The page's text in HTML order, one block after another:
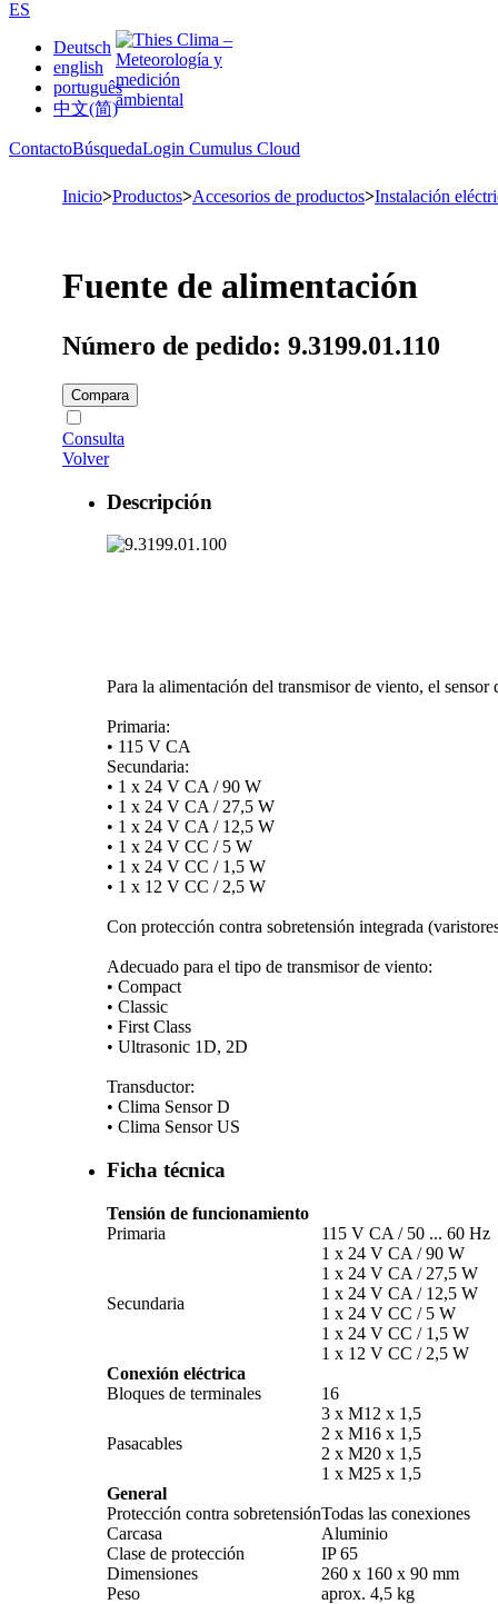
ES
Deutsch
english
português
中文(简)
ContactoBúsquedaLogin Cumulus Cloud
Inicio>Productos>Accesorios de productos>Instalación
Fuente de alimentación
Número de pedido: 9.3199.01.110
Compara
Consulta
Volver
Descripción
Para la alimentación del transmisor de viento, el
Primaria:
• 115 V CA
Secundaria:
• 1 x 24 V CA /­ 90 W
• 1 x 24 V CA /­ 27,5 W
• 1 x 24 V CA /­ 12,5 W
• 1 x 24 V CC /­ 5 W
• 1 x 24 V CC /­ 1,5 W
• 1 x 12 V CC /­ 2,5 W
Con protección contra sobretensión integrada
Adecuado para el tipo de transmisor de viento:
• Compact
• Classic
• First Class
• Ultrasonic 1D, 2D
Transductor:
• Clima Sensor D
• Clima Sensor US
Ficha técnica
Tensión de funcionamiento
Primaria
115 V CA /­ 50 ... 60 Hz
Secundaria
1 x 24 V CA /­ 90 W
1 x 24 V CA /­ 27,5 W
1 x 24 V CA /­ 12,5 W
1 x 24 V CC /­ 5 W
1 x 24 V CC /­ 1,5 W
1 x 12 V CC /­ 2,5 W
Conexión eléctrica
Bloques de terminales
16
Pasacables
3 x M12 x 1,5
2 x M16 x 1,5
2 x M20 x 1,5
1 x M25 x 1,5
General
Protección contra sobretensiónTodas las conexiones
Carcasa
Aluminio
Clase de protección
IP 65
Dimensiones
260 x 160 x 90 mm
Peso
aprox. 4,5 kg